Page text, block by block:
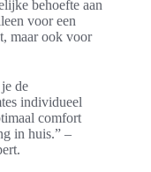
behoefte aan
voor een
maar ook voor
de
individueel
comfort
in huis.” –